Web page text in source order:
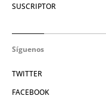
SUSCRIPTOR
Síguenos
TWITTER
FACEBOOK